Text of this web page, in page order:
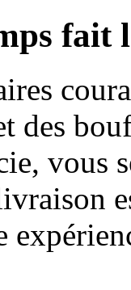
fait
des
vous